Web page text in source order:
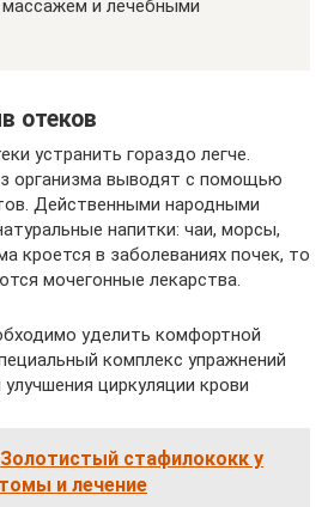
и лечебными
отеков
устранить гораздо легче.
организма выводят с помощью
Действенными народными
напитки: чаи, морсы,
кроется в заболеваниях почек, то
мочегонные лекарства.
уделить комфортной
комплекс упражнений
циркуляции крови
Золотистый стафилококк у
и лечение